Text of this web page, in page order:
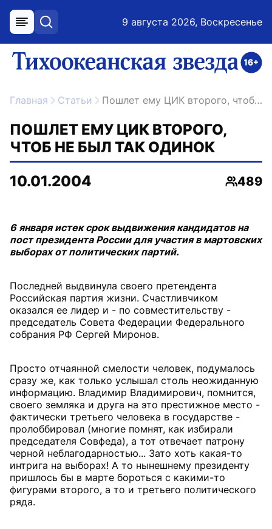
меню поиск 9 августа 2026, Воскресенье
ссылка на главную
Главная Статьи Пошлет ему ЦИК второго, чтоб не был так одинок
ПОШЛЕТ ЕМУ ЦИК ВТОРОГО,
ЧТОБ НЕ БЫЛ ТАК ОДИНОК
10.01.2004
489
6 января истек срок выдвижения кандидатов на
пост президента России для участия в мартовских
выборах от политических партий.
Последней выдвинула своего претендента
Российская партия жизни. Счастливчиком
оказался ее лидер и - по совместительству -
председатель Совета Федерации Федерального
собрания РФ Сергей Миронов.
Просто отчаянной смелости человек, подумалось
сразу же, как только услышал столь неожиданную
информацию. Владимир Владимирович, помнится,
своего земляка и друга на это престижное место -
фактически третьего человека в государстве -
пролоббировал (многие помнят, как избирали
председателя Совфеда), а тот отвечает патрону
черной неблагодарностью... Зато хоть какая-то
интрига на выборах! А то нынешнему президенту
пришлось бы в марте бороться с какими-то
фигурами второго, а то и третьего политического
ряда.